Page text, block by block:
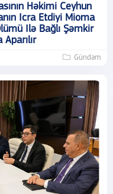
Həkimi Ceyhun
Icra Etdiyi Mioma
Ilə Bağlı Şəmkir
Gündəm